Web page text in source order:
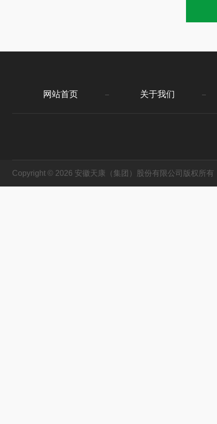
网站首页 关于我们
Copyright © 2026 安徽天康（集团）股份有限公司版权所有